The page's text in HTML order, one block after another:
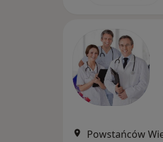
Powstańców